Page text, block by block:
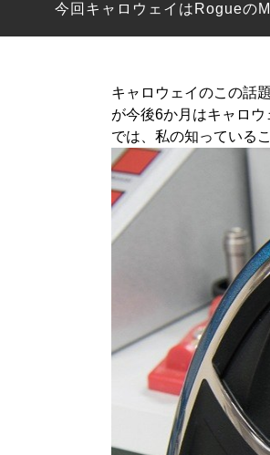
今回キャロウェイはRogueの
キャロウェイのこの話
が今後6か月はキャロ
では、私の知っている